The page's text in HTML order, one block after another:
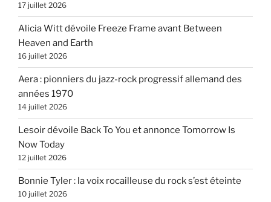
17 juillet 2026
Alicia Witt dévoile Freeze Frame avant Between
Heaven and Earth
16 juillet 2026
Aera : pionniers du jazz-rock progressif allemand des
années 1970
14 juillet 2026
Lesoir dévoile Back To You et annonce Tomorrow Is
Now Today
12 juillet 2026
Bonnie Tyler : la voix rocailleuse du rock s’est éteinte
10 juillet 2026